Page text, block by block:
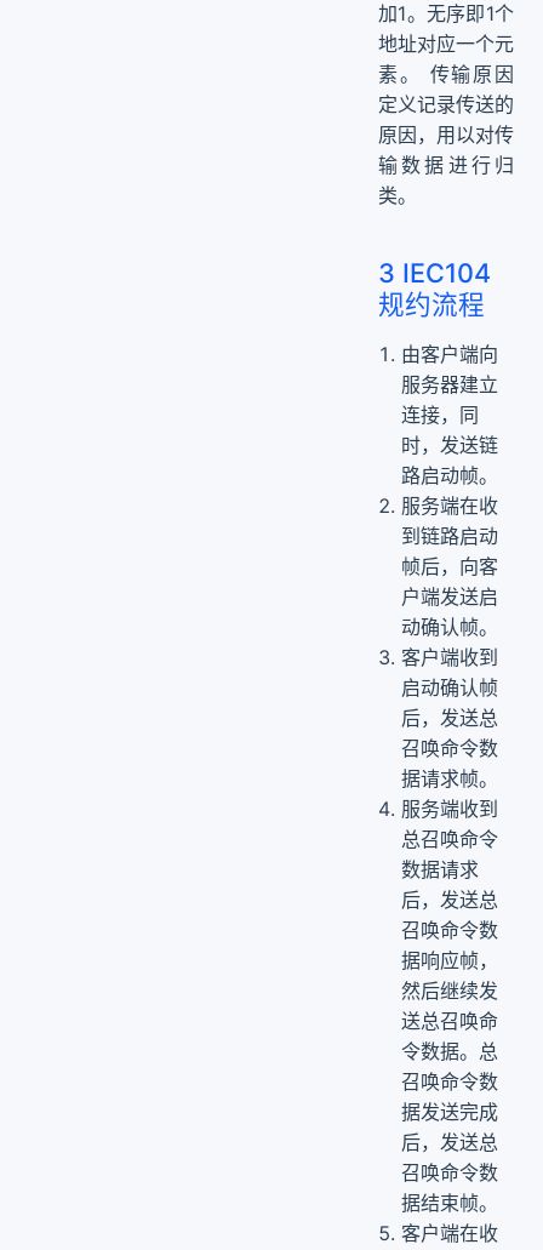
加1。无序即1个
地址对应一个元
素。 传输原因
定义记录传送的
原因，用以对传
输数据进行归
类。
3 IEC104
规约流程
由客户端向
服务器建立
连接，同
时，发送链
路启动帧。
服务端在收
到链路启动
帧后，向客
户端发送启
动确认帧。
客户端收到
启动确认帧
后，发送总
召唤命令数
据请求帧。
服务端收到
总召唤命令
数据请求
后，发送总
召唤命令数
据响应帧，
然后继续发
送总召唤命
令数据。总
召唤命令数
据发送完成
后，发送总
召唤命令数
据结束帧。
客户端在收